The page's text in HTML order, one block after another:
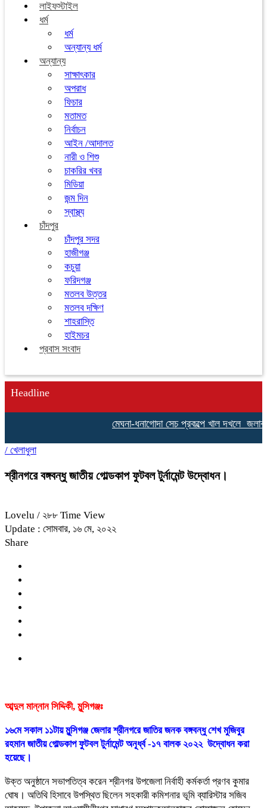
লাইফস্টাইল
ধর্ম
ধর্ম
অন্যান্য ধর্ম
অন্যান্য
সাক্ষাৎকার
অপরাধ
ফিচার
মতামত
নির্বাচন
আইন /আদালত
নারী ও শিশু
চাকরির খবর
মিডিয়া
জন্ম দিন
স্বাস্থ্য
চাঁদপুর
চাঁদপুর সদর
হাজীগঞ্জ
কচুয়া
ফরিদগঞ্জ
মতলব উত্তর
মতলব দক্ষিণ
শাহরাস্তি
হাইমচর
প্রবাস সংবাদ
Headline
মেঘনা-ধনাগোদা সেচ প্রকল্পে খাল দখলে
/ খেলাধুলা
শ্রীনগরে বঙ্গবন্ধু জাতীয় গোল্ডকাপ ফুটবল টুর্নামেন্ট উদ্বোধন।
Lovelu / ২৮৮ Time View
Update : সোমবার, ১৬ মে, ২০২২
Share
আব্দুল মান্নান সিদ্দিকী, মুন্সিগঞ্জঃ
১৬মে সকাল ১১টায় মুন্সিগঞ্জ জেলার শ্রীনগরে জাতির জনক বঙ্গবন্ধু শেখ মুজিবুর
রহমান জাতীয় গোল্ডকাপ ফুটবল টুর্নামেন্ট অনূর্ধ্ব -১৭ বালক ২০২২ উদ্বোধন করা
হয়েছে।
উক্ত অনুষ্ঠানে সভাপতিত্ব করেন শ্রীনগর উপজেলা নির্বাহী কর্মকর্তা প্রণব কুমার
ঘোষ। অতিথি হিসাবে উপস্থিত ছিলেন সহকারী কমিশনার ভূমি ব্যারিস্টার সজিব